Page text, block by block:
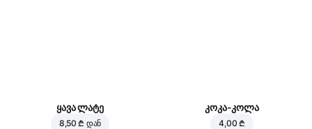
ყავა ლატე
8,50 ₾ დან
კოკა-კოლა
4,00 ₾